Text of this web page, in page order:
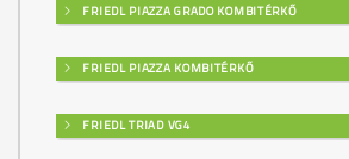
FRIEDL PIAZZA GRADO KOMBITÉRKŐ
FRIEDL PIAZZA KOMBITÉRKŐ
FRIEDL TRIAD VG4